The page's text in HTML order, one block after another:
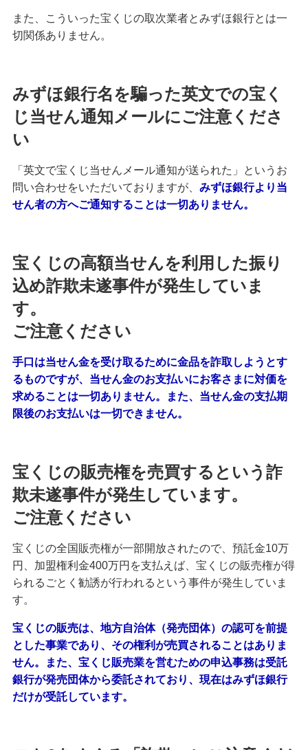
また、こういった宝くじの取次業者とみずほ銀行とは一
切関係ありません。
みずほ銀行名を騙った英文での宝く
じ当せん通知メールにご注意くださ
い
「英文で宝くじ当せんメール通知が送られた」というお
問い合わせをいただいておりますが、 みずほ銀行より当
せん者の方へご通知することは一切ありません。
宝くじの高額当せんを利用した振り
込め詐欺未遂事件が発生していま
す。
ご注意ください
手口は当せん金を受け取るために金品を詐取しようとす
るものですが、当せん金のお支払いにお客さまに対価を
求めることは一切ありません。また、当せん金の支払期
限後のお支払いは一切できません。
宝くじの販売権を売買するという詐
欺未遂事件が発生しています。
ご注意ください
宝くじの全国販売権が一部開放されたので、預託金10万
円、加盟権利金400万円を支払えば、宝くじの販売権が得
られるごとく勧誘が行われるという事件が発生していま
す。
宝くじの販売は、地方自治体（発売団体）の認可を前提
とした事業であり、その権利が売買されることはありま
せん。また、宝くじ販売業を営むための申込事務は受託
銀行が発売団体から委託されており、現在はみずほ銀行
だけが受託しています。